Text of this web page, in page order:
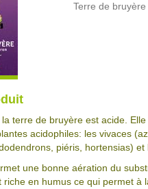
Terre de bruyère
terre de bruyère est acide.
acidophiles: les vivaces
piéris, hortensias)
une bonne aération du
riche en humus ce qui permet